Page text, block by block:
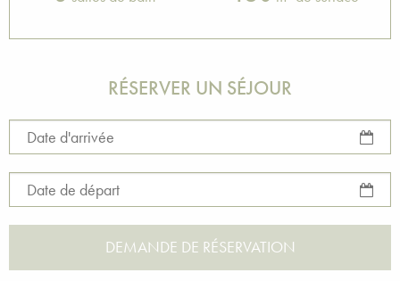
RÉSERVER UN SÉJOUR
Date d'arrivée
Date de départ